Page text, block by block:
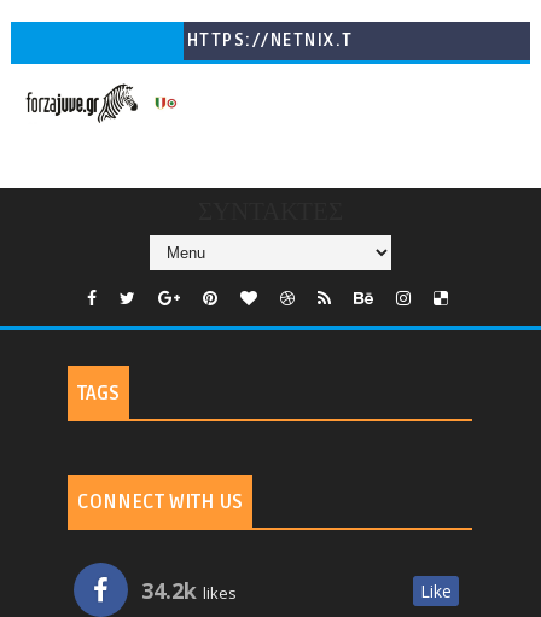
HTTPS://NETNIX.T
TAGS
CONNECT WITH US
34.2k likes Like